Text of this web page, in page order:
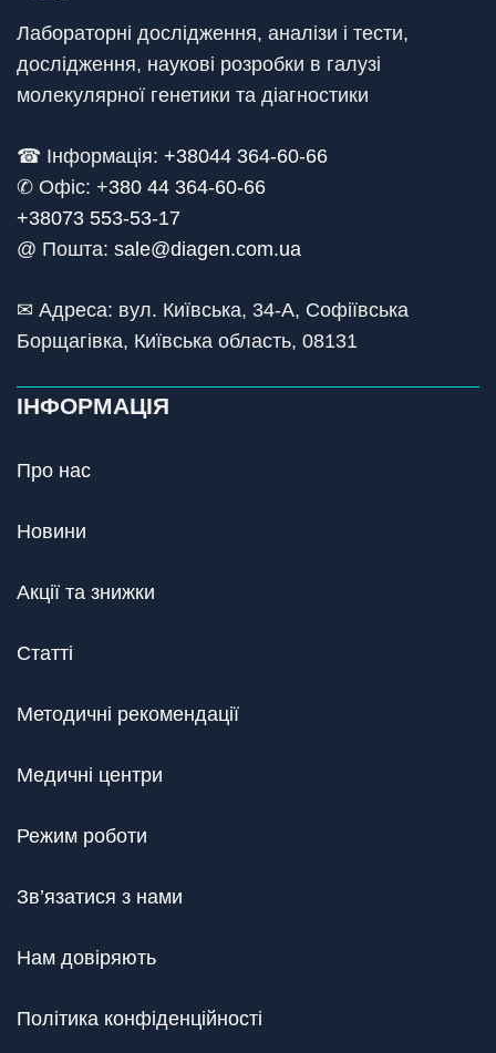
Лабораторні дослідження, аналізи і тести,
дослідження, наукові розробки в галузі
молекулярної генетики та діагностики
☎ Інформація: +38044 364-60-66
✆ Офіс: +380 44 364-60-66
+38073 553-53-17
@ Пошта: sale@diagen.com.ua
✉ Адреса: вул. Київська, 34-А, Софіївська
Борщагівка, Київська область, 08131
ІНФОРМАЦІЯ
Про нас
Новини
Акції та знижки
Статті
Методичні рекомендації
Медичні центри
Режим роботи
Зв’язатися з нами
Нам довіряють
Політика конфіденційності